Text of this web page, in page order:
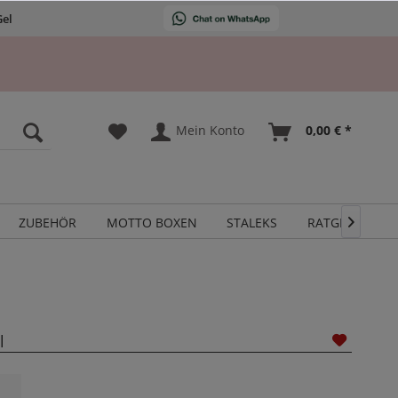
Mein Konto 0,00 € *
ZUBEHÖR MOTTO BOXEN STALEKS RATGEBER
